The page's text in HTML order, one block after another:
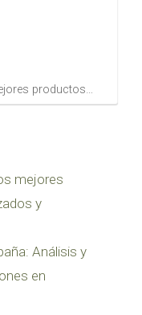
productos…
mejores
y
Análisis y
en